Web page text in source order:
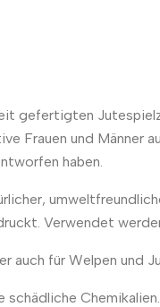
gefertigten
Frauen und Männer
haben.
Verwendet
auch für Welpen
Chemikalien.